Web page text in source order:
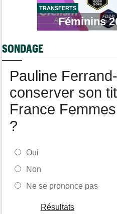
LNC
Tour de Burgos
Oscar Onley fait coup double
Route
Tour de Pologne
Jamais 2 sans 3 pour Jonathan
TRANSFERTS
Féminins
SONDAGE
Pauline
conserver son
France
?
Oui
Non
Ne se prononce pas
Résultats